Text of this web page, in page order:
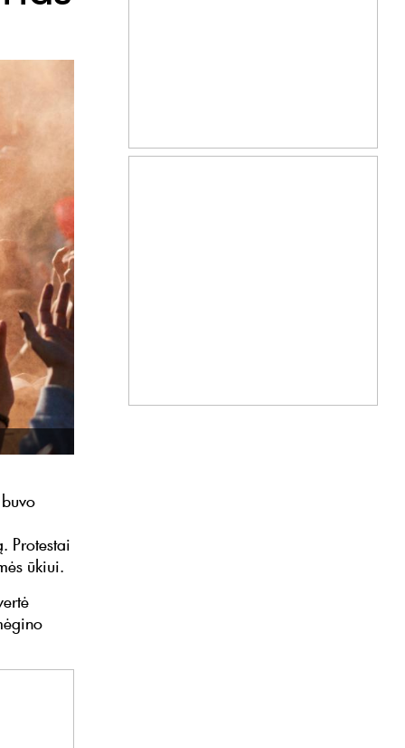
Protestai
ūkiui.